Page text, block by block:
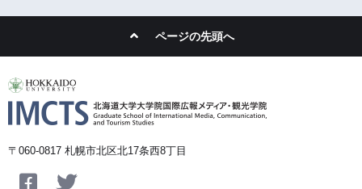
ページの先頭へ
〒060-0817 札幌市北区北17条西8丁目
Facebook